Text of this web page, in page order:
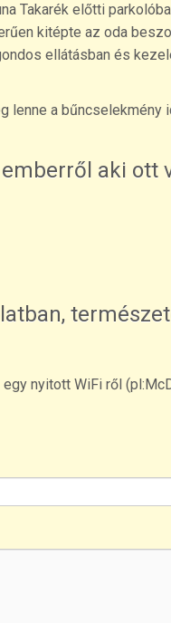
Takarék előtti
kitépte az oda
ellátásban és
lenne a bűncselekmény
aki ott
egy nyitott WiFi ről